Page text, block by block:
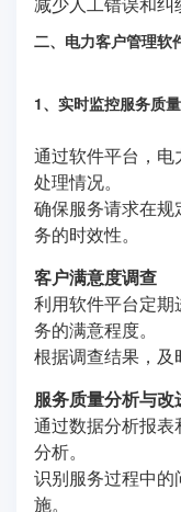
二、电力客户管理软
1、实时监控服务质量
通过软件平台，
处理情况。
确保服务请求在
务的时效性。
客户满意度调查
利用软件平台定
务的满意程度。
根据调查结果，及
服务质量分析与改
通过数据分析报
分析。
识别服务过程中
施。